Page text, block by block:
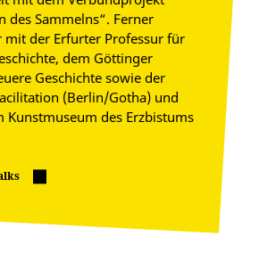
des Sammelns“. Ferner
mit der Erfurter Professur für
dem Göttinger
Geschichte sowie der
(Berlin/Gotha) und
Kunstmuseum des Erzbistums